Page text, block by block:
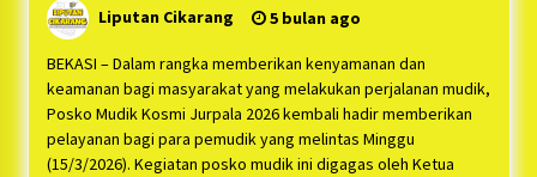
Liputan Cikarang 5 bulan ago
BEKASI – Dalam rangka memberikan kenyamanan dan
keamanan bagi masyarakat yang melakukan perjalanan mudik,
Posko Mudik Kosmi Jurpala 2026 kembali hadir memberikan
pelayanan bagi para pemudik yang melintas Minggu
(15/3/2026). Kegiatan posko mudik ini digagas oleh Ketua